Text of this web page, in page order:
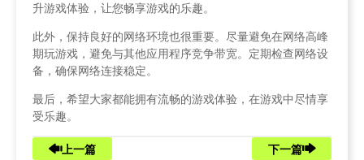
升游戏体验，让您畅享游戏的乐趣。
此外，保持良好的网络环境也很重要。尽量避免在网络高峰
期玩游戏，避免与其他应用程序竞争带宽。定期检查网络设
备，确保网络连接稳定。
最后，希望大家都能拥有流畅的游戏体验，在游戏中尽情享
受乐趣。
上一篇 下一篇